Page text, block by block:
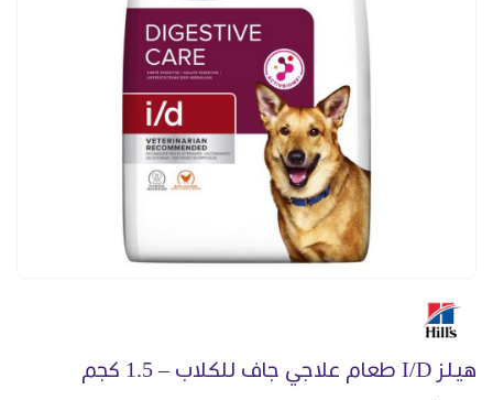
هيلز I/D طعام علاجي جاف للكلاب – 1.5 كجم